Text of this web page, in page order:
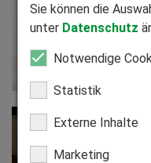
Lassen Sie
Fachberater
Sie können die
unter Datenschutz
Notwendige
Statistik
Externe Inhalte
Marketing